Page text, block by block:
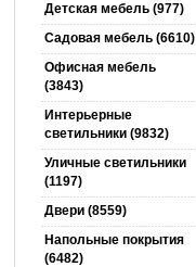
Детская мебель (977)
Садовая мебель (6610)
Офисная мебель
(3843)
Интерьерные
светильники (9832)
Уличные светильники
(1197)
Двери (8559)
Напольные покрытия
(6482)